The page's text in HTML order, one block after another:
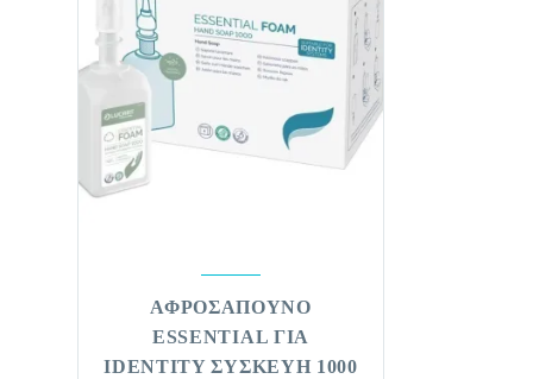
ΑΦΡΟΣΑΠΟΥΝΟ
ESSENTIAL ΓΙΑ
IDENTITY ΣΥΣΚΕΥΗ 1000